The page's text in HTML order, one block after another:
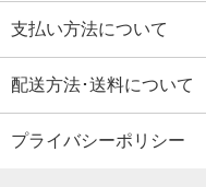
支払い方法について
配送方法･送料について
プライバシーポリシー